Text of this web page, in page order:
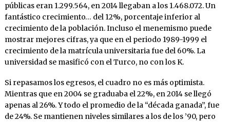
públicas eran 1.299.564, en 2014 llegaban a los 1.468.072. Un
fantástico crecimiento… del 12%, porcentaje inferior al
crecimiento de la población. Incluso el menemismo puede
mostrar mejores cifras, ya que en el periodo 1989-1999 el
crecimiento de la matrícula universitaria fue del 60%. La
universidad se masificó con el Turco, no con los K.
Si repasamos los egresos, el cuadro no es más optimista.
Mientras que en 2004 se graduaba el 22%, en 2014 se llegó
apenas al 26%. Y todo el promedio de la “década ganada”, fue
de 24%. Se mantienen niveles similares a los de los ’90, pero